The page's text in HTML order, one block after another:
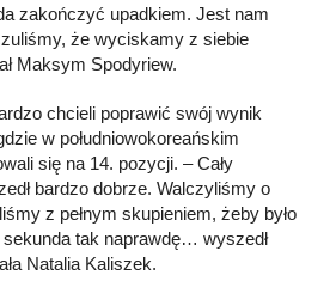
zakończyć upadkiem. Jest nam
że wyciskamy z siebie
Maksym Spodyriew.
chcieli poprawić swój wynik
w południowokoreańskim
się na 14. pozycji. – Cały
bardzo dobrze. Walczyliśmy o
z pełnym skupieniem, żeby było
sekunda tak naprawdę… wyszedł
Natalia Kaliszek.